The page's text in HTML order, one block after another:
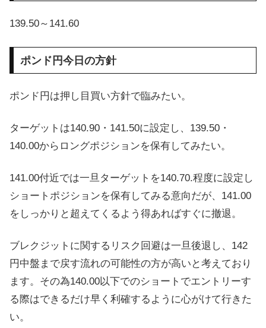
139.50～141.60
ポンド円今日の方針
ポンド円は押し目買い方針で臨みたい。
ターゲットは140.90・141.50に設定し、139.50・
140.00からロングポジションを保有してみたい。
141.00付近では一旦ターゲットを140.70.程度に設定し
ショートポジションを保有してみる意向だが、141.00
をしっかりと超えてくるよう得あればすぐに撤退。
ブレクジットに関するリスク回避は一旦後退し、142
円中盤まで戻す流れの可能性の方が高いと考えており
ます。その為140.00以下でのショートでエントリーす
る際はできるだけ早く利確するように心がけて行きた
い。